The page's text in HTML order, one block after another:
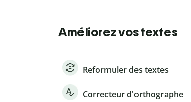
Améliorez vos textes
Reformuler des textes
Correcteur d'orthographe